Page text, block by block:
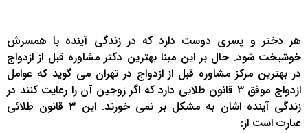
هر دختر و پسری دوست دارد که در زندگی آینده با همسرش
خوشبخت شود. حال بر این مبنا بهترین دکتر مشاوره قبل از ازدواج
در بهترین مرکز مشاوره قبل از ازدواج در تهران می گوید که عوامل
ازدواج موفق ۳ قانون طلایی دارد که اگر زوجین آن را رعایت کنند در
زندگی آینده اشان به مشکل بر نمی خورند. این ۳ قانون طلائی
عبارت است از: